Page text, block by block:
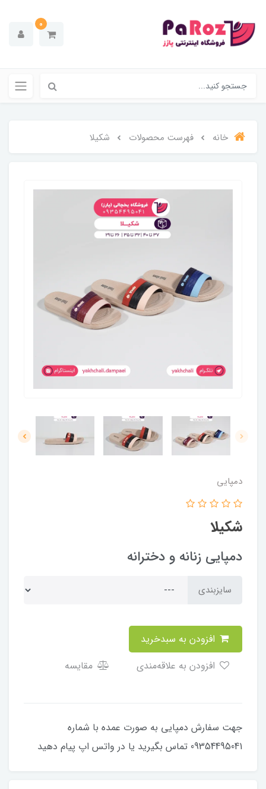
0
خانه فهرست محصولات شکیلا
دمپایی
شکیلا
دمپایی زنانه و دخترانه
سایزبندی
مقایسه
جهت سفارش دمپایی به صورت عمده با شماره
09354495041 تماس بگیرید یا در واتس اپ پیام دهید